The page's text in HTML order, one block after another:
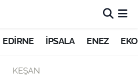
EDİRNE İPSALA ENEZ
KEŞAN